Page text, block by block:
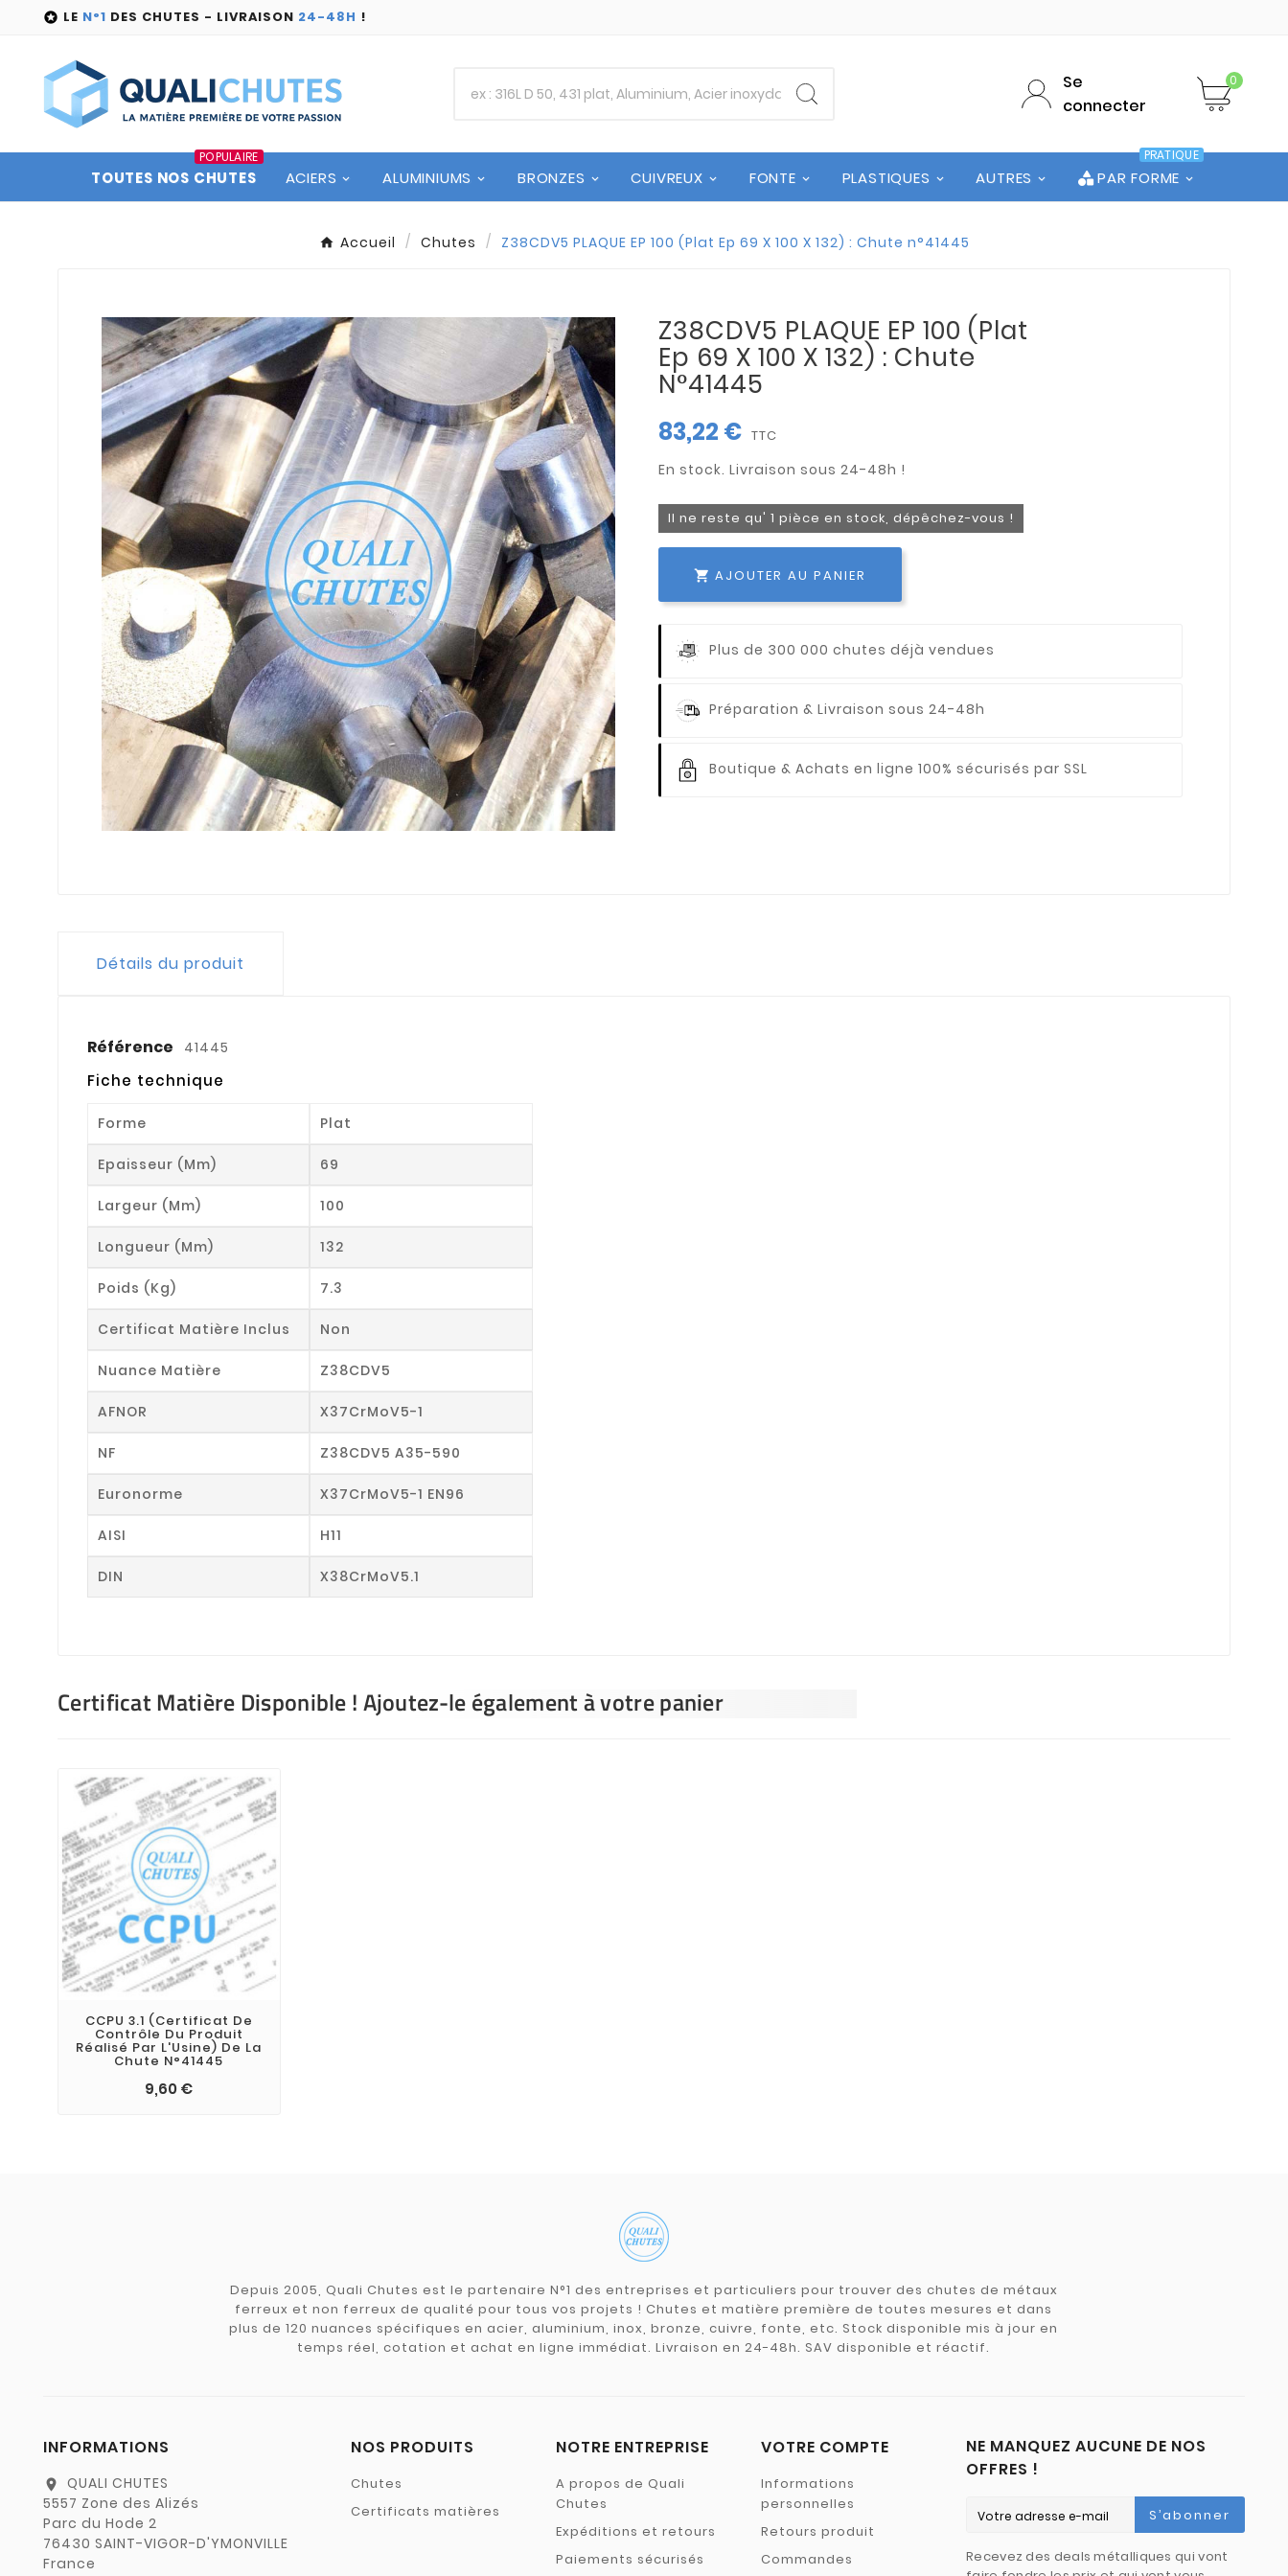
 LE N°1 DES CHUTES - LIVRAISON 24-48H !
Se
connecter
0
TOUTES NOS CHUTES
POPULAIRE
ACIERS ALUMINIUMS BRONZES CUIVREUX FONTE PLASTIQUES AUTRES PAR FORME
PRATIQUE
Accueil Chutes Z38CDV5 PLAQUE EP 100 (Plat Ep 69 X 100 X 132) : Chute n°41445
Z38CDV5 PLAQUE EP 100 (Plat
Ep 69 X 100 X 132) : Chute
N°41445
83,22 € TTC
Il ne reste qu' 1 pièce en stock, dépêchez-vous !
 AJOUTER AU PANIER
Plus de 300 000 chutes déjà vendues
Préparation & Livraison sous 24-48h
Boutique & Achats en ligne 100% sécurisés par SSL
Détails du produit
Référence 41445
Fiche technique
Forme Plat
Epaisseur (mm) 69
Largeur (mm) 100
Longueur (mm) 132
Poids (kg) 7.3
Certificat Matière Inclus Non
Nuance Matière Z38CDV5
AFNOR X37CrMoV5-1
NF Z38CDV5 A35-590
Euronorme X37CrMoV5-1 EN96
AISI H11
DIN X38CrMoV5.1
Certificat Matière Disponible ! Ajoutez-le également à votre panier
CCPU 3.1 (Certificat De
Contrôle Du Produit
Réalisé Par L'Usine) De La
Chute N°41445
9,60 €
Depuis 2005, Quali Chutes est le partenaire N°1 des entreprises et particuliers pour trouver des chutes de métaux
ferreux et non ferreux de qualité pour tous vos projets ! Chutes et matière première de toutes mesures et dans
plus de 120 nuances spécifiques en acier, aluminium, inox, bronze, cuivre, fonte, etc. Stock disponible mis à jour en
temps réel, cotation et achat en ligne immédiat. Livraison en 24-48h. SAV disponible et réactif.
INFORMATIONS
location_on
QUALI CHUTES
5557 Zone des Alizés
Parc du Hode 2
76430 SAINT-VIGOR-D'YMONVILLE
France
NOS PRODUITS
Chutes
Certificats matières
NOTRE ENTREPRISE
A propos de Quali
Chutes
Expéditions et retours
Paiements sécurisés
VOTRE COMPTE
Informations
personnelles
Retours produit
Commandes
NE MANQUEZ AUCUNE DE NOS
OFFRES !
S’abonner
Recevez des deals métalliques qui vont